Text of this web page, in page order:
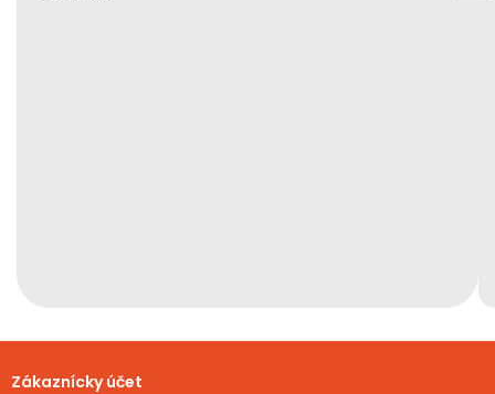
Zákaznícky účet